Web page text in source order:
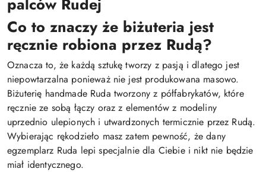
Co to znaczy że biżuteria jest
ręcznie robiona przez Rudą?
Oznacza to, że każdą sztukę tworzy z pasją i dlatego jest
niepowtarzalna ponieważ nie jest produkowana masowo.
Biżuterię handmade Ruda tworzony z półfabrykatów, które
ręcznie ze sobą łączy oraz z elementów z modeliny
uprzednio ulepionych i utwardzonych termicznie przez Rudą.
Wybierając rękodzieło masz zatem pewność, że dany
egzemplarz Ruda lepi specjalnie dla Ciebie i nikt nie będzie
miał identycznego.